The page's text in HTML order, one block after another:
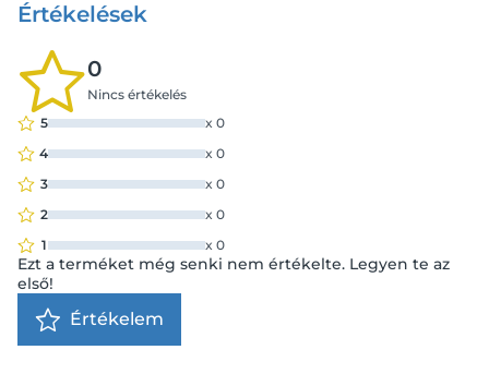
Értékelések
0
Nincs értékelés
5
x 0
4
x 0
3
x 0
2
x 0
1
x 0
Ezt a terméket még senki nem értékelte. Legyen te az
első!
Értékelem